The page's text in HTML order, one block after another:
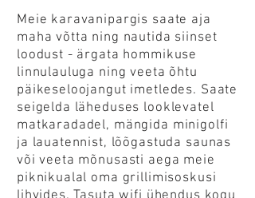
Meie karavanipargis saate aja
maha võtta ning nautida siinset
loodust - ärgata hommikuse
linnulauluga ning veeta õhtu
päikeseloojangut imetledes. Saate
seigelda läheduses looklevatel
matkaradadel, mängida minigolfi
ja lauatennist, lõõgastuda saunas
või veeta mõnusasti aega meie
piknikualal oma grillimisoskusi